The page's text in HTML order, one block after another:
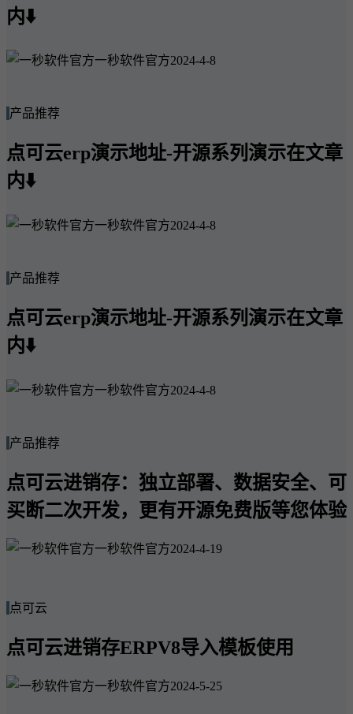
内⬇️
一秒软件官方2024-4-8
产品推荐
点可云erp演示地址-开源系列演示在文章
内⬇️
一秒软件官方2024-4-8
产品推荐
点可云erp演示地址-开源系列演示在文章
内⬇️
一秒软件官方2024-4-8
产品推荐
点可云进销存：独立部署、数据安全、可
买断二次开发，更有开源免费版等您体验
一秒软件官方2024-4-19
点可云
点可云进销存ERPV8导入模板使用
一秒软件官方2024-5-25